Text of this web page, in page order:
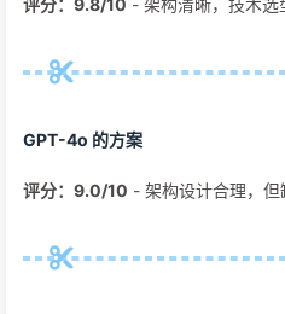
评分：9.8/10 - 架构清晰，技术选
GPT-4o 的方案
评分：9.0/10 - 架构设计合理，但